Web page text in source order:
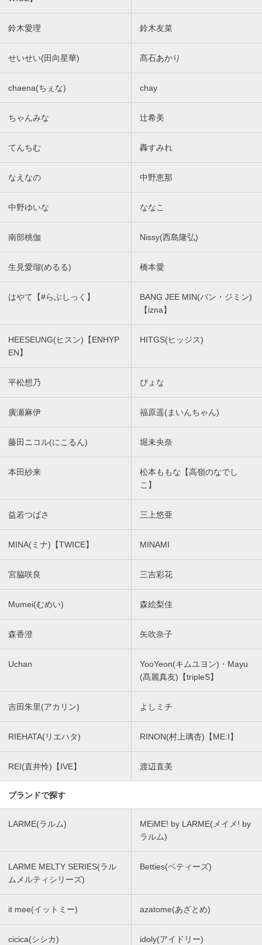
鈴木愛理 鈴木友菜
せいせい(田向星華) 髙石あかり
chaena(ちぇな) chay
ちゃんみな 辻希美
てんちむ 轟すみれ
なえなの 中野恵那
中野ゆいな ななこ
南部桃伽 Nissy(西島隆弘)
生見愛瑠(めるる) 橋本愛
はやて【#らぶしっく】
BANG JEE MIN(バン・ジミン)
【izna】
HEESEUNG(ヒスン)【ENHYP
EN】
HITGS(ヒッジス)
平松想乃 ぴょな
廣瀬麻伊 福原遥(まいんちゃん)
藤田ニコル(にこるん) 堀未央奈
本田紗来
松本ももな【高嶺のなでし
こ】
益若つばさ 三上悠亜
MINA(ミナ)【TWICE】 MINAMI
宮脇咲良 三吉彩花
Mumei(むめい) 森絵梨佳
森香澄 矢吹奈子
Uchan
YooYeon(キムユヨン)・Mayu
(髙麗真友)【tripleS】
吉田朱里(アカリン) よしミチ
RIEHATA(リエハタ) RINON(村上璃杏)【ME:I】
REI(直井怜)【IVE】 渡辺直美
ブランドで探す
LARME(ラルム)
MEiME! by LARME(メイメ! by
ラルム)
LARME MELTY SERIES(ラル
ムメルティシリーズ)
Betties(ベティーズ)
it mee(イットミー) azatome(あざとめ)
cicica(シシカ) idoly(アイドリー)